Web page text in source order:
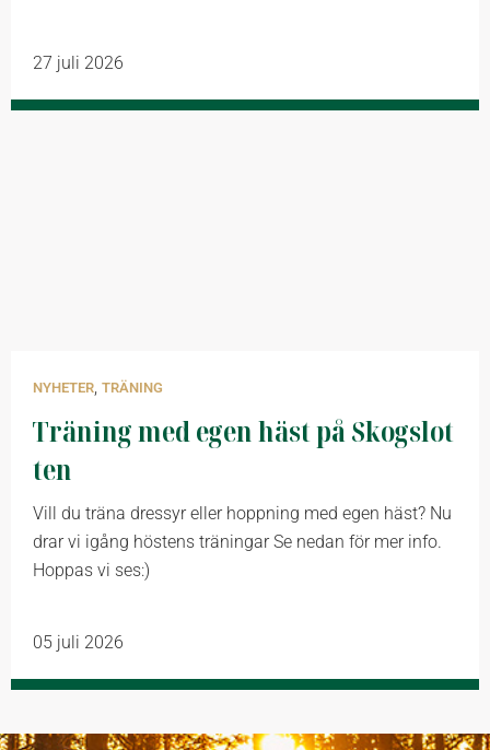
27 juli 2026
NYHETER TRÄNING
Träning med egen häst på Skogslot
ten
Vill du träna dressyr eller hoppning med egen häst? Nu
drar vi igång höstens träningar Se nedan för mer info.
Hoppas vi ses:)
05 juli 2026